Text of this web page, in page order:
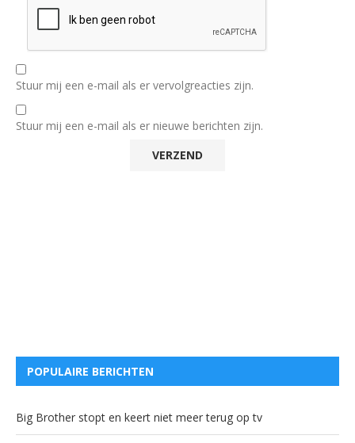
Stuur mij een e-mail als er vervolgreacties zijn.
Stuur mij een e-mail als er nieuwe berichten zijn.
POPULAIRE BERICHTEN
Big Brother stopt en keert niet meer terug op tv